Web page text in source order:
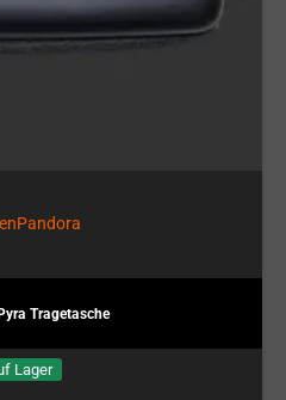
Tragetasche
Lager